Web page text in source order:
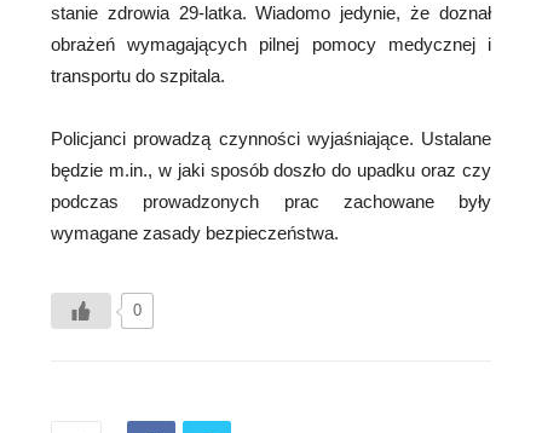
stanie zdrowia 29-latka. Wiadomo jedynie, że doznał
obrażeń wymagających pilnej pomocy medycznej i
transportu do szpitala.
Policjanci prowadzą czynności wyjaśniające. Ustalane
będzie m.in., w jaki sposób doszło do upadku oraz czy
podczas prowadzonych prac zachowane były
wymagane zasady bezpieczeństwa.
0